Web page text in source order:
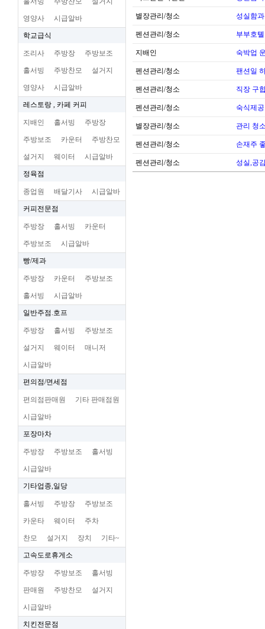
영양사 시급알바
학교급식
조리사 주방장 주방보조
홀서빙 주방찬모 설거지
영양사 시급알바
레스토랑 , 카페 커피
지배인 홀서빙 주방장
주방보조 카운터 주방찬모
설거지 웨이터 시급알바
정육점
종업원 배달기사 시급알바
커피전문점
주방장 홀서빙 카운터
주방보조 시급알바
빵/제과
주방장 카운터 주방보조
홀서빙 시급알바
일반주점.호프
주방장 홀서빙 주방보조
설거지 웨이터 매니저
시급알바
편의점/면세점
편의점판매원 기타 판매점원
시급알바
포장마차
주방장 주방보조 홀서빙
시급알바
기타업종,일당
홀서빙 주방장 주방보조
카운타 웨이터 주차
찬모 설거지 장치 기타~
고속도로휴게소
주방장 주방보조 홀서빙
판매원 주방찬모 설거지
시급알바
치킨전문점
별장관리/청소 성실함
펜션관리/청소 부부호
지배인 숙박업
펜션관리/청소 팬션일
펜션관리/청소 직장 구
펜션관리/청소 숙식제
별장관리/청소 관리 청
펜션관리/청소 손재주
펜션관리/청소 성실,공